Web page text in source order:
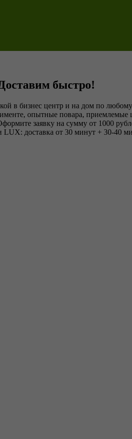
быстро!
в бизнес центр и на дом по
опытные повара,
заявку на сумму от 1000
доставка от 30 минут + 30-40